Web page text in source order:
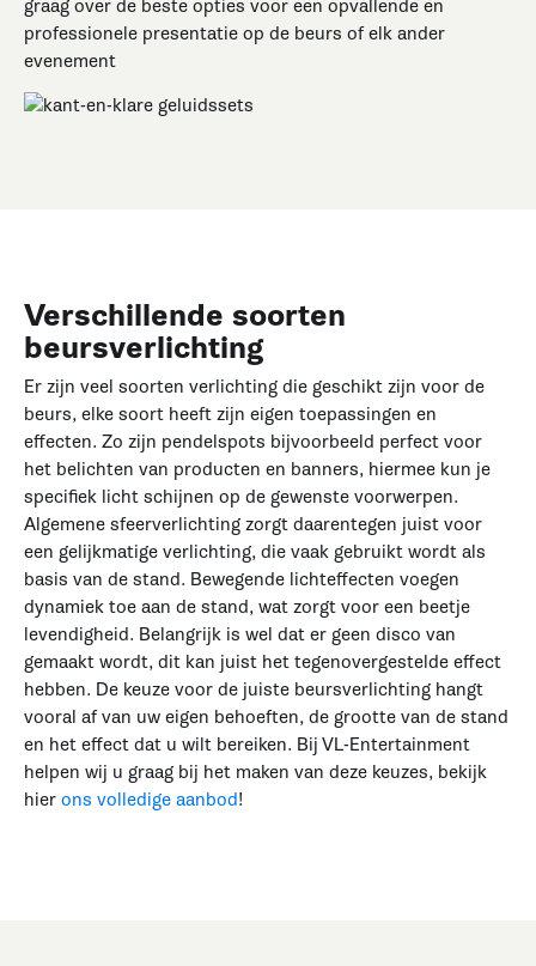
graag over de beste opties voor een opvallende en
professionele presentatie op de beurs of elk ander
evenement
Verschillende soorten
beursverlichting
Er zijn veel soorten verlichting die geschikt zijn voor de
beurs, elke soort heeft zijn eigen toepassingen en
effecten. Zo zijn pendelspots bijvoorbeeld perfect voor
het belichten van producten en banners, hiermee kun je
specifiek licht schijnen op de gewenste voorwerpen.
Algemene sfeerverlichting zorgt daarentegen juist voor
een gelijkmatige verlichting, die vaak gebruikt wordt als
basis van de stand. Bewegende lichteffecten voegen
dynamiek toe aan de stand, wat zorgt voor een beetje
levendigheid. Belangrijk is wel dat er geen disco van
gemaakt wordt, dit kan juist het tegenovergestelde effect
hebben. De keuze voor de juiste beursverlichting hangt
vooral af van uw eigen behoeften, de grootte van de stand
en het effect dat u wilt bereiken. Bij VL-Entertainment
helpen wij u graag bij het maken van deze keuzes, bekijk
hier ons volledige aanbod!